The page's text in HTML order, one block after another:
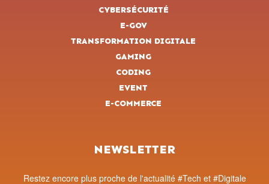
CYBERSÉCURITÉ
E-GOV
TRANSFORMATION DIGITALE
GAMING
CODING
EVENT
E-COMMERCE
NEWSLETTER
Restez encore plus proche de l'actualité #Tech et #Digitale